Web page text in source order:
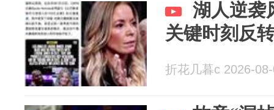
湖人逆袭
关键时刻反
折花几暮c 2026-